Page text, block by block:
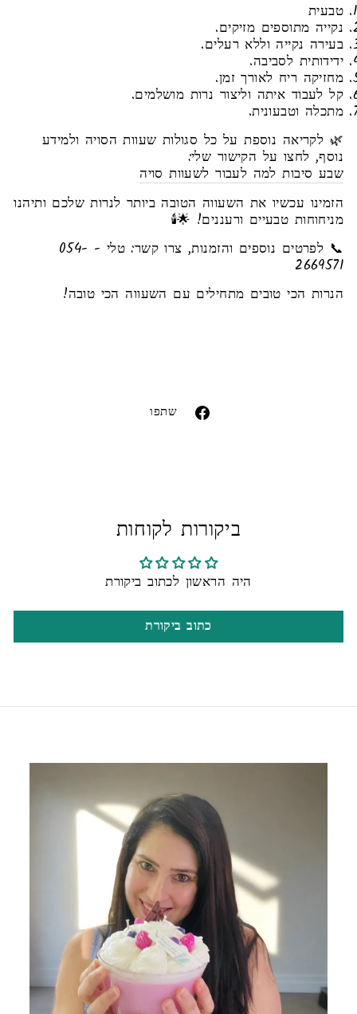
טבעית
נקייה מתוספים מזיקים.
בעירה נקייה וללא רעלים.
ידידותית לסביבה.
מחזיקה ריח לאורך זמן.
קל לעבוד איתה וליצור נרות מושלמים.
מתכלה וטבעונית.
🌿 לקריאה נוספת על כל סגולות שעוות הסויה ולמידע
נוסף, לחצו על הקישור שלי:
שבע סיבות למה לעבור לשעוות סויה
הזמינו עכשיו את השעווה הטובה ביותר לנרות שלכם ותיהנו
מניחוחות טבעיים ורעננים! 🌟🕯️
📞 לפרטים נוספים והזמנות, צרו קשר: טלי - 054-
2669571
הנרות הכי טובים מתחילים עם השעווה הכי טובה!
invalid url input
שתפו
ביקורות לקוחות
היה הראשון לכתוב ביקורת
כתוב ביקורת